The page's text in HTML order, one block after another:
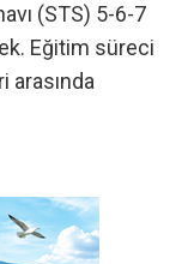
(STS) 5-6-7
Eğitim süreci
arasında